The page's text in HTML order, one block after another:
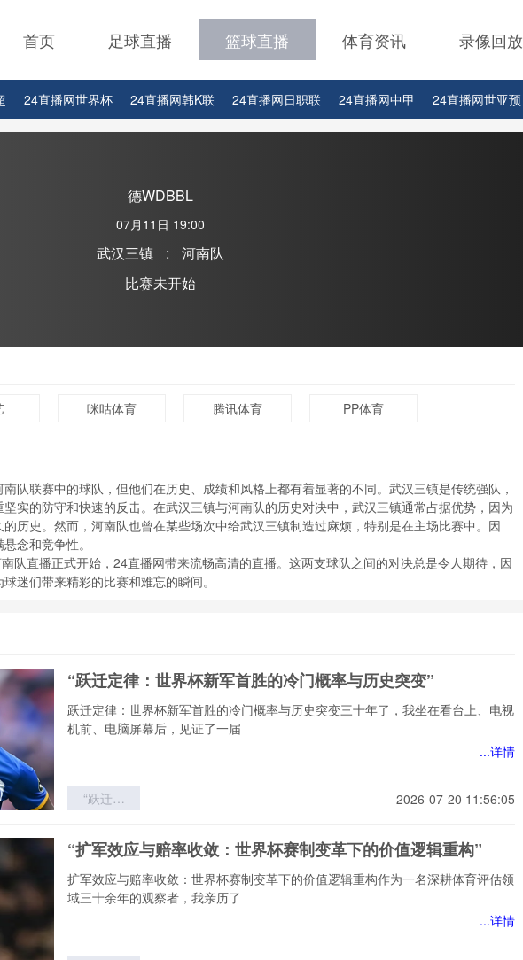
首页 足球直播 篮球直播 体育资讯 录像回放
24直播网世界杯 24直播网韩K联 24直播网日职联 24直播网中甲 24直播网世亚预
德WDBBL
07月11日 19:00
武汉三镇 :
河南队
比赛未开始
咪咕体育 腾讯体育 PP体育
队联赛中的球队，但他们在历史、成绩和风格上都有着显著的不同。武汉三镇是传统强队，
实的防守和快速的反击。在武汉三镇与河南队的历史对决中，武汉三镇通常占据优势，因为
历史。然而，河南队也曾在某些场次中给武汉三镇制造过麻烦，特别是在主场比赛中。因
念和竞争性。
队直播正式开始，24直播网带来流畅高清的直播。这两支球队之间的对决总是令人期待，因
迷们带来精彩的比赛和难忘的瞬间。
“跃迁定律：世界杯新军首胜的冷门概率与历史突变”
跃迁定律：世界杯新军首胜的冷门概率与历史突变三十年了，我坐在看台上、电视
机前、电脑屏幕后，见证了一届
...详情
“跃迁定
冷门概率与
历史突变”
2026-07-20 11:56:05
“扩军效应与赔率收敛：世界杯赛制变革下的价值逻辑重构”
扩军效应与赔率收敛：世界杯赛制变革下的价值逻辑重构作为一名深耕体育评估领
域三十余年的观察者，我亲历了
...详情